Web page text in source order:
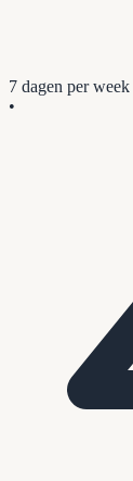
7 dagen per week
•